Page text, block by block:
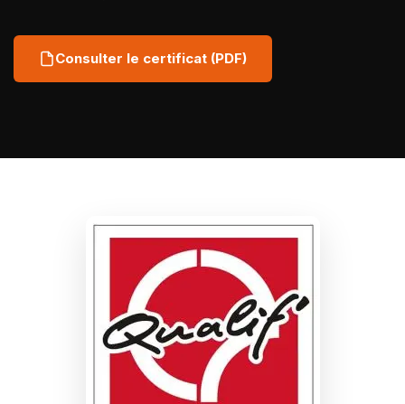
Consulter le certificat (PDF)